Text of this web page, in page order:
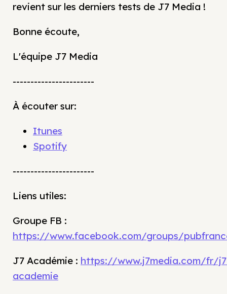
revient sur les derniers tests de J7 Media !
Bonne écoute,
L'équipe J7 Media
-----------------------
À écouter sur:
Itunes
Spotify
-----------------------
Liens utiles:
Groupe FB :
https://www.facebook.com/groups/
J7 Académie : https://www.j7media.com/fr/
academie